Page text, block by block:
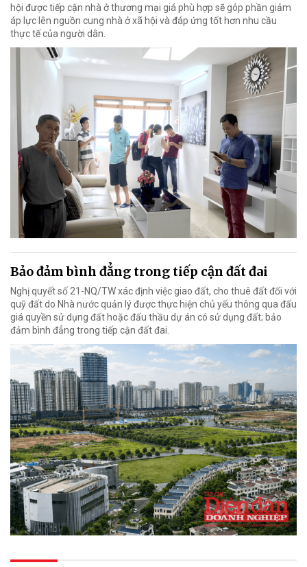
hội được tiếp cận nhà ở thương mại giá phù hợp sẽ góp phần giảm
áp lực lên nguồn cung nhà ở xã hội và đáp ứng tốt hơn nhu cầu
thực tế của người dân.
Bảo đảm bình đẳng trong tiếp cận đất đai
Nghị quyết số 21-NQ/TW xác định việc giao đất, cho thuê đất đối với
quỹ đất do Nhà nước quản lý được thực hiện chủ yếu thông qua đấu
giá quyền sử dụng đất hoặc đấu thầu dự án có sử dụng đất; bảo
đảm bình đẳng trong tiếp cận đất đai.